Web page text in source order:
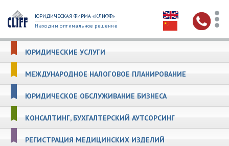
ЮРИДИЧЕСКАЯ ФИРМА «КЛИФФ»
Находим оптимальное решение
ЮРИДИЧЕСКИЕ УСЛУГИ
МЕЖДУНАРОДНОЕ НАЛОГОВОЕ ПЛАНИРОВАНИЕ
ЮРИДИЧЕСКОЕ ОБСЛУЖИВАНИЕ БИЗНЕСА
КОНСАЛТИНГ, БУХГАЛТЕРСКИЙ АУТСОРСИНГ
РЕГИСТРАЦИЯ МЕДИЦИНСКИХ ИЗДЕЛИЙ